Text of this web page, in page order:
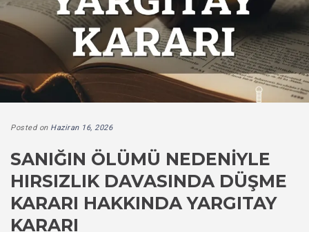
Posted on Haziran 16, 2026
SANIĞIN ÖLÜMÜ NEDENIYLE
HIRSIZLIK DAVASINDA DÜŞME
KARARI HAKKINDA YARGITAY
KARARI